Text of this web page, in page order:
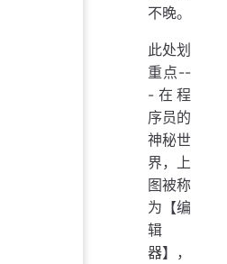
不晚。
此处划
重点--
-在程
序员的
神秘世
界，上
图被称
为【编
辑
器】，